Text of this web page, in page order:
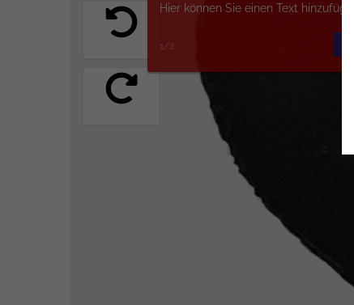
Hier können Sie einen Text
1/2